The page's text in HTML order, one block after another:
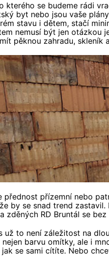
kterého se budeme rádi
byt nebo jsou vaše
stavu i dětem, stačí
nemusí být jen otázkou
pěknou zahradu, skleník
přednost přízemní nebo
by se snad trend
zděných RD Bruntál se
už to není záležitost na
nejen barvu omítky, ale i
se sami cítíte. Nebo